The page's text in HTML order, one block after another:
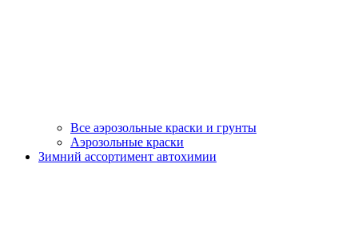
Все аэрозольные краски и грунты
Аэрозольные краски
Зимний ассортимент автохимии